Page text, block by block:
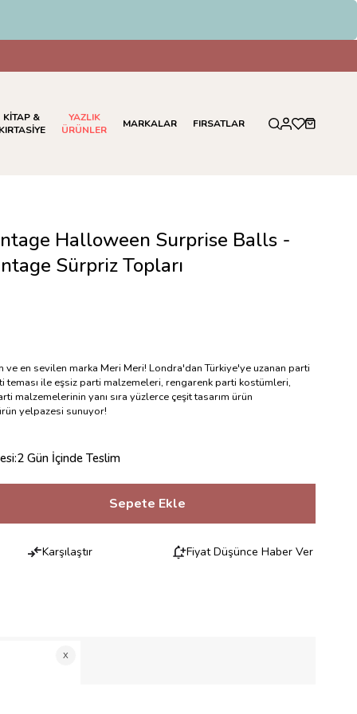
KİTAP &
KIRTASİYE
YAZLIK
ÜRÜNLER
MARKALAR FIRSATLAR
Halloween Surprise Balls -
Sürpriz Topları
ve en sevilen marka Meri Meri! Londra'dan Türkiye'ye uzanan parti
teması ile eşsiz parti malzemeleri, rengarenk parti kostümleri,
malzemelerinin yanı sıra yüzlerce çeşit tasarım ürün
yelpazesi sunuyor!
:2 Gün İçinde Teslim
Karşılaştır Fiyat Düşünce Haber Ver